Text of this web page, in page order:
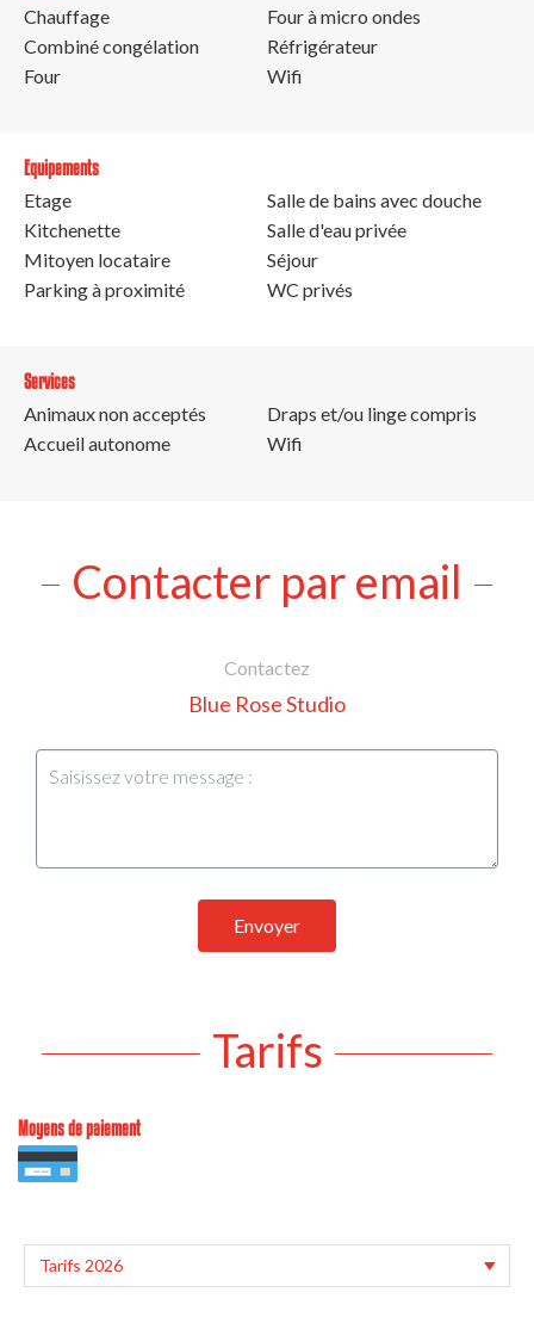
Chauffage
Combiné congélation
Four
Four à micro ondes
Réfrigérateur
Wifi
Equipements
Etage
Kitchenette
Mitoyen locataire
Parking à proximité
Salle de bains avec douche
Salle d'eau privée
Séjour
WC privés
Services
Animaux non acceptés
Accueil autonome
Draps et/ou linge compris
Wifi
Contacter par email
Contactez
Blue Rose Studio
Envoyer
Tarifs
Moyens de paiement